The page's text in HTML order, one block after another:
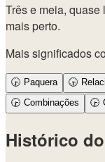
Três e meia,
mais perto.
Mais significados
🕞 Paquera 🕞
🕞 Combinações 🕞
Histórico